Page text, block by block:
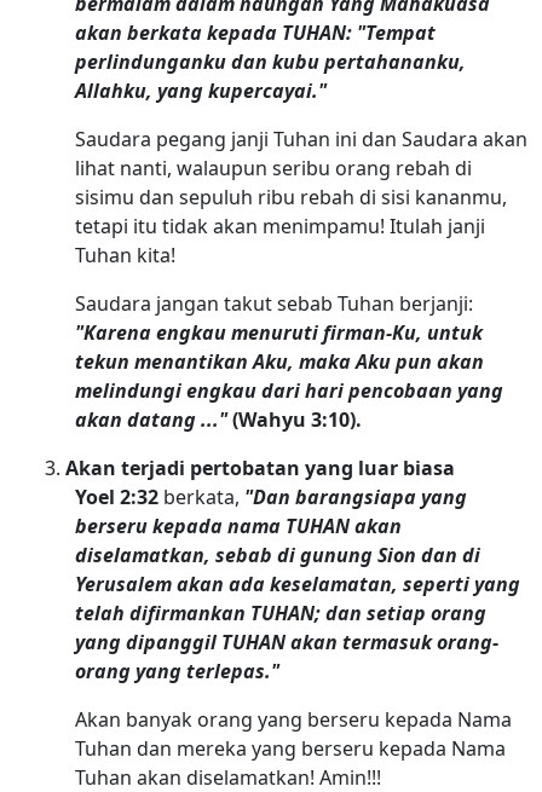
akan berkata kepada TUHAN: "Tempat
perlindunganku dan kubu pertahananku,
Allahku, yang kupercayai."
Saudara pegang janji Tuhan ini dan Saudara akan
lihat nanti, walaupun seribu orang rebah di
sisimu dan sepuluh ribu rebah di sisi kananmu,
tetapi itu tidak akan menimpamu! Itulah janji
Tuhan kita!
Saudara jangan takut sebab Tuhan berjanji:
"Karena engkau menuruti firman-Ku, untuk
tekun menantikan Aku, maka Aku pun akan
melindungi engkau dari hari pencobaan yang
akan datang ..."(Wahyu 3:10).
Akan terjadi pertobatan yang luar biasa
Yoel 2:32berkata, "Dan barangsiapa yang
berseru kepada nama TUHAN akan
diselamatkan, sebab di gunung Sion dan di
Yerusalem akan ada keselamatan, seperti yang
telah difirmankan TUHAN; dan setiap orang
yang dipanggil TUHAN akan termasuk orang-
orang yang terlepas."
Akan banyak orang yang berseru kepada Nama
Tuhan dan mereka yang berseru kepada Nama
Tuhan akan diselamatkan! Amin!!!